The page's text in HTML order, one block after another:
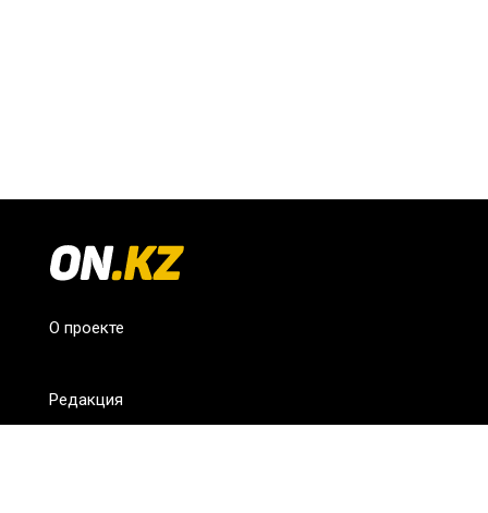
О проекте
Редакция